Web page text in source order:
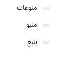
منوعات
منيو
ينبع